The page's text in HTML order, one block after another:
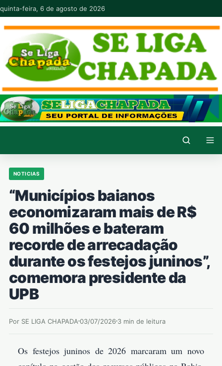
Pular para o conteúdo
quinta-feira, 6 de agosto de 2026
NOTICIAS
“Municípios baianos
economizaram mais de R$
60 milhões e bateram
recorde de arrecadação
durante os festejos juninos”,
comemora presidente da
UPB
Por SE LIGA CHAPADA 03/07/2026 3 min de leitura
Os festejos juninos de 2026 marcaram um novo